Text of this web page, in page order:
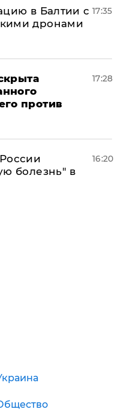
в Балтии с
дронами
17:35
против
17:28
болезнь" в
16:20